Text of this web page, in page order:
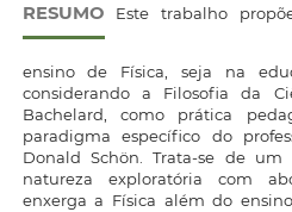
RESUMO Este trabalho
ensino de Física, seja na
considerando a Filosofia da
Bachelard, como prática
paradigma específico do
Donald Schön. Trata-se de um
natureza exploratória com
enxerga a Física além do